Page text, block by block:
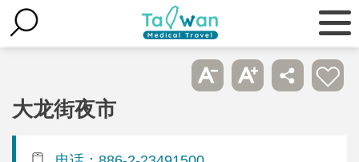
大龙街夜市